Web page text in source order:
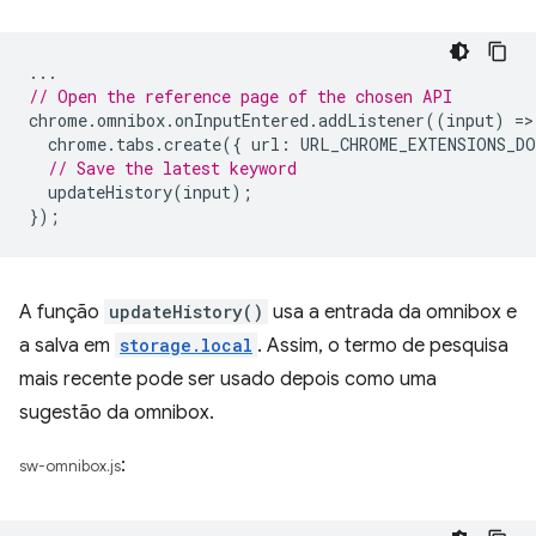
...
// Open the reference page of the chosen API
chrome.omnibox.onInputEntered .addListener((input) =>
chrome. tabs .create({ url :
// Save the latest keyword
updateHistory(input);
});
A função updateHistory() usa a entrada da omnibox e
a salva em storage.local . Assim, o termo de pesquisa
mais recente pode ser usado depois como uma
sugestão da omnibox.
sw-omnibox.js: